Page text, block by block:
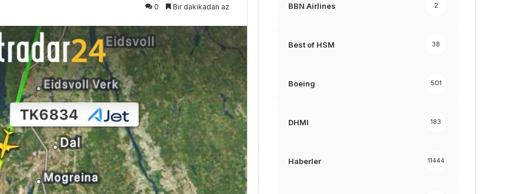
0 Bir dakikadan az BBN Airlines 2
Best of HSM 38
Boeing 501
DHMI 183
Haberler 11444